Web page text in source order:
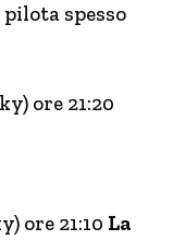
spesso
ore 21:20
ore 21:10 La